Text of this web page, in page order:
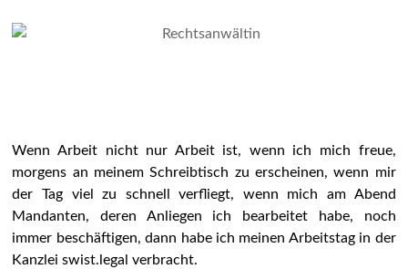
Wenn Arbeit nicht nur Arbeit ist, wenn ich mich freue,
morgens an meinem Schreibtisch zu erscheinen, wenn mir
der Tag viel zu schnell verfliegt, wenn mich am Abend
Mandanten, deren Anliegen ich bearbeitet habe, noch
immer beschäftigen, dann habe ich meinen Arbeitstag in der
Kanzlei swist.legal verbracht.